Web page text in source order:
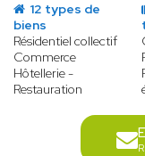
12 types de
biens
Résidentiel collectif
Commerce
Hôtellerie -
Restauration